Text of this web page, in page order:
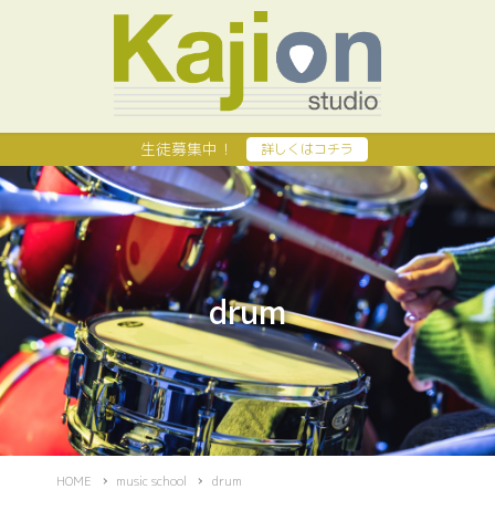
生徒募集中！ 詳しくはコチラ
drum
HOME music school drum